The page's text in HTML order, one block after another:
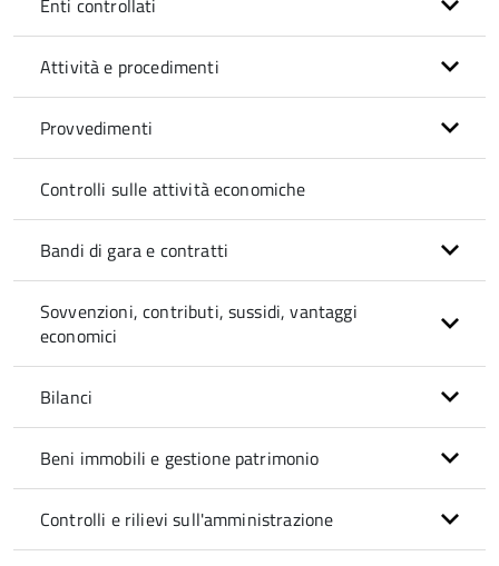
Enti controllati
Attività e procedimenti
Provvedimenti
Controlli sulle attività economiche
Bandi di gara e contratti
Sovvenzioni, contributi, sussidi, vantaggi
economici
Bilanci
Beni immobili e gestione patrimonio
Controlli e rilievi sull'amministrazione